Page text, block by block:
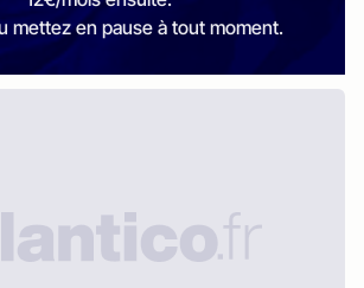
mettez en pause à tout moment.